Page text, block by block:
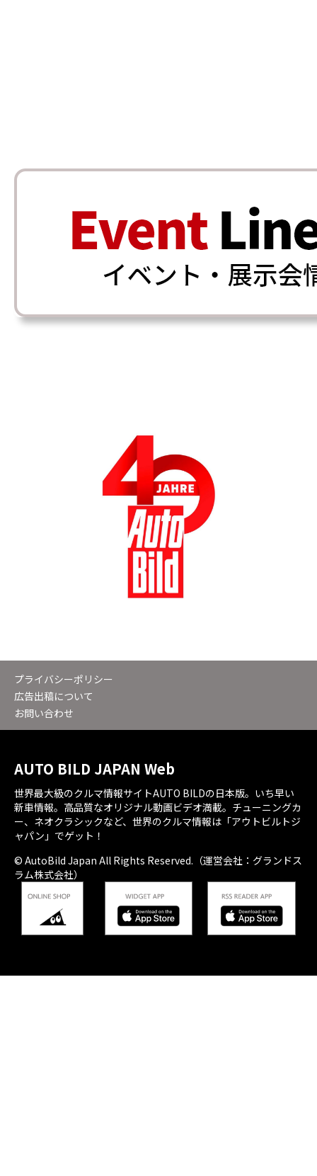
プライバシーポリシー
広告出稿について
お問い合わせ
AUTO BILD JAPAN Web
世界最大級のクルマ情報サイトAUTO BILDの日本版。いち早い
新車情報。高品質なオリジナル動画ビデオ満載。チューニングカ
ー、ネオクラシックなど、世界のクルマ情報は「アウトビルトジ
ャパン」でゲット！
© AutoBild Japan All Rights Reserved.（運営会社：グランドス
ラム株式会社）